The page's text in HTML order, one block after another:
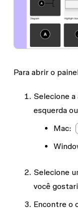
Para abrir o
Selecione a
esquerda
Mac:
Selecione
você
Encontre o